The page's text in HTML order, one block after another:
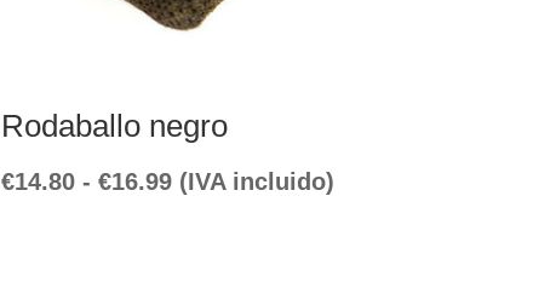
Rodaballo negro
€14.80 - €16.99Rango
(IVA incluido)